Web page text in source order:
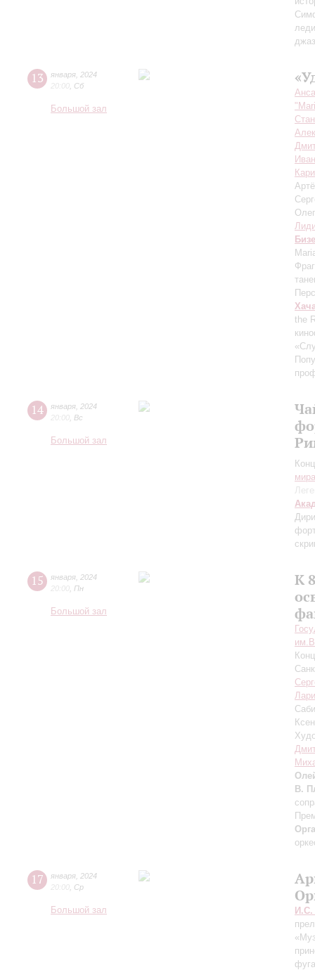
13 января 2024
20:00 Сб
Большой зал
Бизе
the
14 января 2024
20:00 Вс
Большой зал
15 января 2024
20:00 Пн
Большой зал
К
В.
17 января 2024
20:00 Ср
Большой зал
И.С.